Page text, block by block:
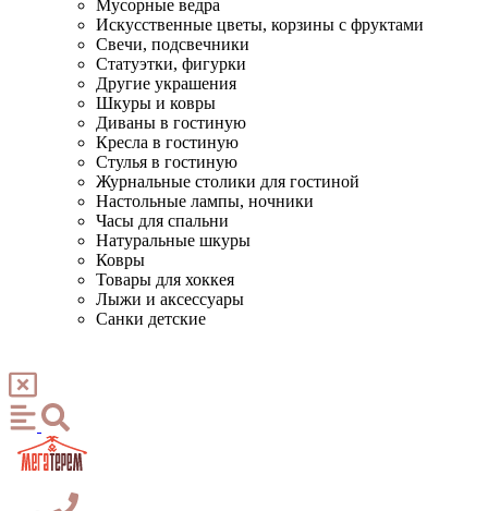
Мусорные ведра
Искусственные цветы, корзины с фруктами
Свечи, подсвечники
Статуэтки, фигурки
Другие украшения
Шкуры и ковры
Диваны в гостиную
Кресла в гостиную
Стулья в гостиную
Журнальные столики для гостиной
Настольные лампы, ночники
Часы для спальни
Натуральные шкуры
Ковры
Товары для хоккея
Лыжи и аксессуары
Санки детские